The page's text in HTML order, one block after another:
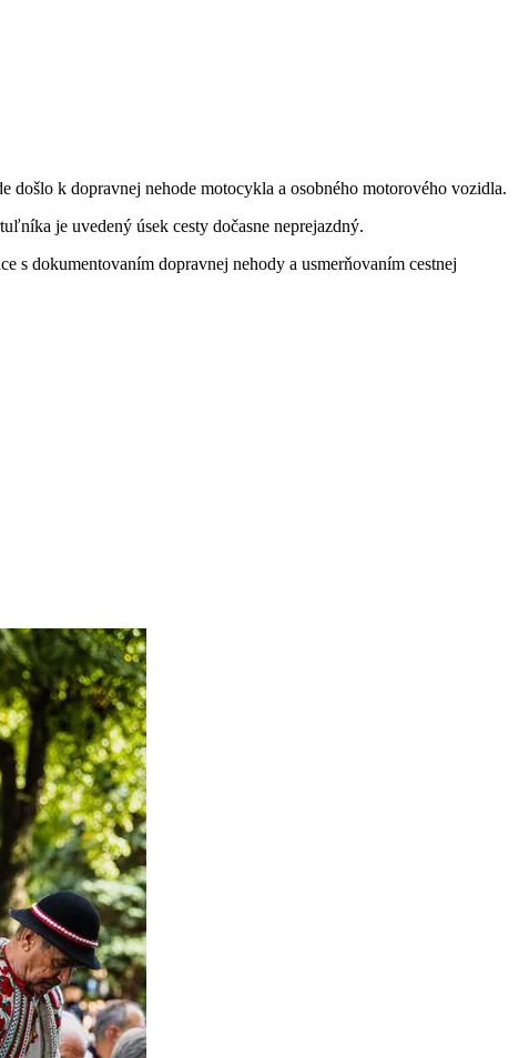
k dopravnej nehode motocykla a osobného motorového vozidla.
je uvedený úsek cesty dočasne neprejazdný.
s dokumentovaním dopravnej nehody a usmerňovaním cestnej